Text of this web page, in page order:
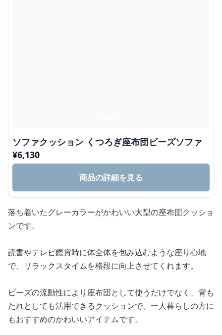
ソファクッション くつろぎ座布団ビーズソファ
¥6,130
商品の詳細を見る
落ち着いたグレーカラーがかわいい大型の座布団クッショ
ンです。
読書やテレビ鑑賞時に体全体を包み込むような座り心地
で、リラックスタイムを格段に向上させてくれます。
ビーズの流動性により座布団として使うだけでなく、背も
たれとしても活用できるクッションで、一人暮らしの方に
もおすすめのかわいいアイテムです。